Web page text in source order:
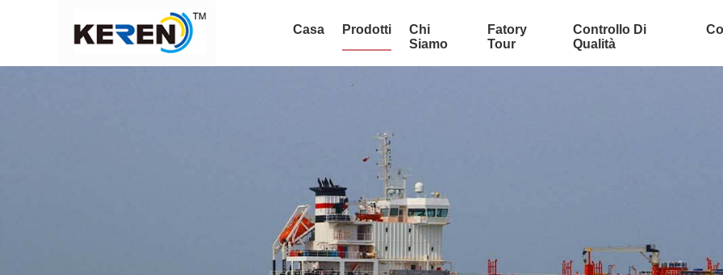
Casa Prodotti
Chi
Siamo
Fatory
Tour
Controllo Di
Qualità